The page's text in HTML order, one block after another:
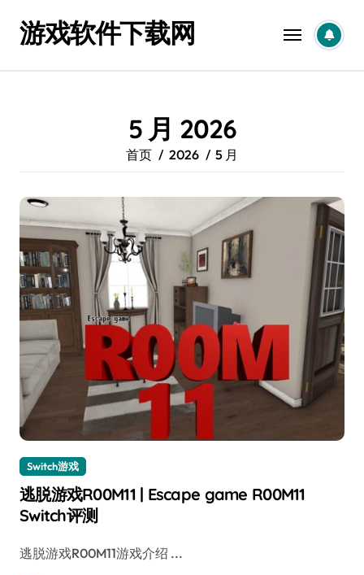
游戏软件下载网
5 月 2026
首页 2026 5 月
Switch游戏
逃脱游戏R00M11 | Escape game R00M11
Switch评测
逃脱游戏R00M11游戏介绍 ...